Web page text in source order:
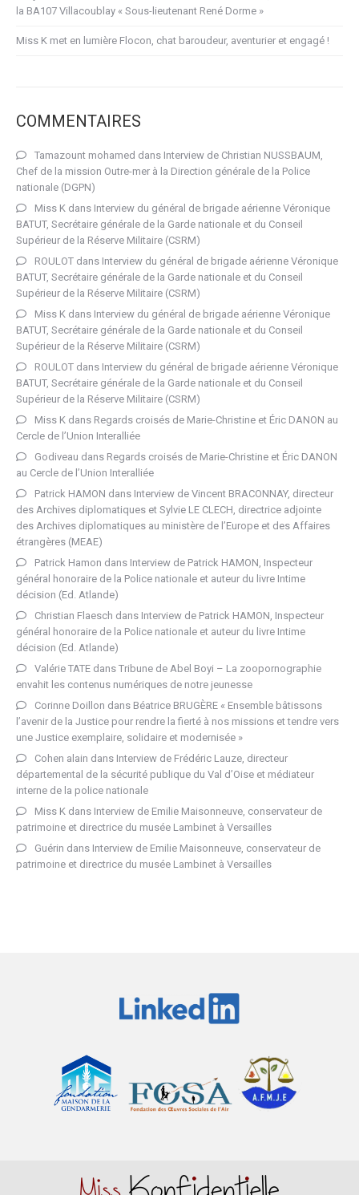
la BA107 Villacoublay « Sous-lieutenant René Dorme »
Miss K met en lumière Flocon, chat baroudeur, aventurier et engagé !
COMMENTAIRES
Tamazount mohamed dans Interview de Christian NUSSBAUM,
Chef de la mission Outre-mer à la Direction générale de la Police
nationale (DGPN)
Miss K dans Interview du général de brigade aérienne Véronique
BATUT, Secrétaire générale de la Garde nationale et du Conseil
Supérieur de la Réserve Militaire (CSRM)
ROULOT dans Interview du général de brigade aérienne Véronique
BATUT, Secrétaire générale de la Garde nationale et du Conseil
Supérieur de la Réserve Militaire (CSRM)
Miss K dans Interview du général de brigade aérienne Véronique
BATUT, Secrétaire générale de la Garde nationale et du Conseil
Supérieur de la Réserve Militaire (CSRM)
ROULOT dans Interview du général de brigade aérienne Véronique
BATUT, Secrétaire générale de la Garde nationale et du Conseil
Supérieur de la Réserve Militaire (CSRM)
Miss K dans Regards croisés de Marie-Christine et Éric DANON au
Cercle de l’Union Interalliée
Godiveau dans Regards croisés de Marie-Christine et Éric DANON
au Cercle de l’Union Interalliée
Patrick HAMON dans Interview de Vincent BRACONNAY, directeur
des Archives diplomatiques et Sylvie LE CLECH, directrice adjointe
des Archives diplomatiques au ministère de l’Europe et des Affaires
étrangères (MEAE)
Patrick Hamon dans Interview de Patrick HAMON, Inspecteur
général honoraire de la Police nationale et auteur du livre Intime
décision (Ed. Atlande)
Christian Flaesch dans Interview de Patrick HAMON, Inspecteur
général honoraire de la Police nationale et auteur du livre Intime
décision (Ed. Atlande)
Valérie TATE dans Tribune de Abel Boyi – La zoopornographie
envahit les contenus numériques de notre jeunesse
Corinne Doillon dans Béatrice BRUGÈRE « Ensemble bâtissons
l’avenir de la Justice pour rendre la fierté à nos missions et tendre vers
une Justice exemplaire, solidaire et modernisée »
Cohen alain dans Interview de Frédéric Lauze, directeur
départemental de la sécurité publique du Val d’Oise et médiateur
interne de la police nationale
Miss K dans Interview de Emilie Maisonneuve, conservateur de
patrimoine et directrice du musée Lambinet à Versailles
Guérin dans Interview de Emilie Maisonneuve, conservateur de
patrimoine et directrice du musée Lambinet à Versailles